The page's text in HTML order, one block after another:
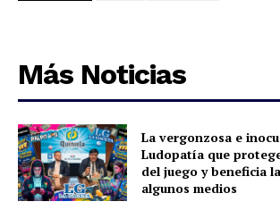
Más Noticias
La vergonzosa e
Ludopatía que
del juego y beneficia
algunos medios